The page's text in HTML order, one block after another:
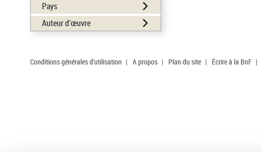
Pays
Auteur d’œuvre
Conditions générales d'utilisation | A propos | Plan du site | Écrire à la BnF |